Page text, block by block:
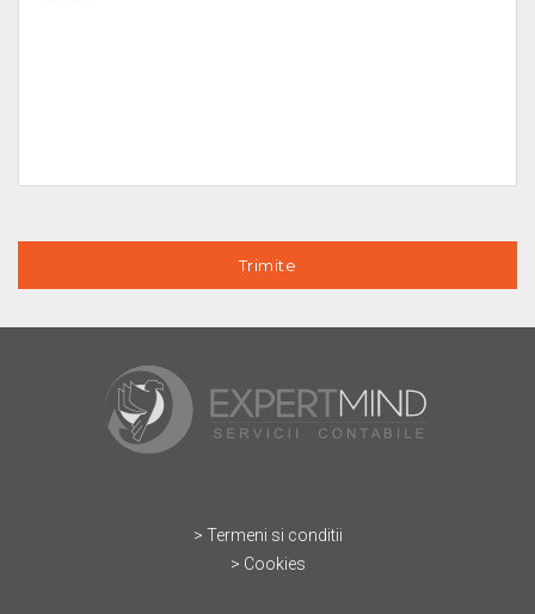
> Termeni si conditii
> Cookies